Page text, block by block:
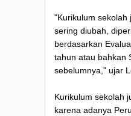
"Kurikulum sekolah
sering diubah,
berdasarkan
tahun atau bahkan
sebelumnya," ujar
Kurikulum sekolah
karena adanya